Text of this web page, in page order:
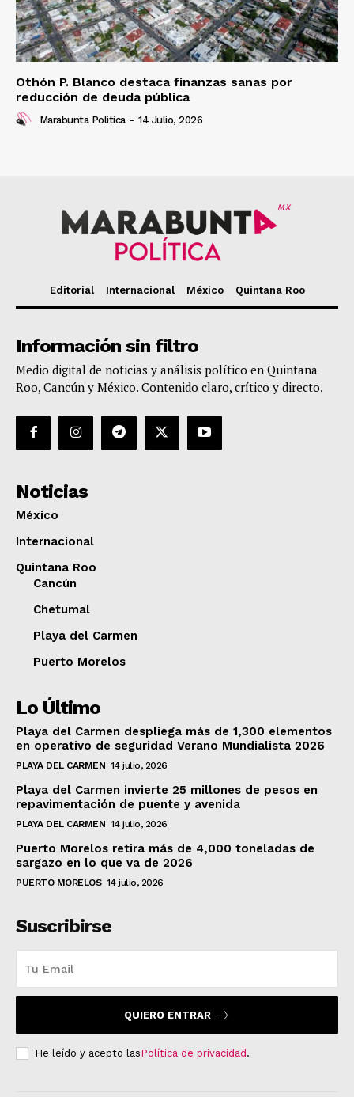
Othón P. Blanco destaca finanzas sanas por
reducción de deuda pública
Marabunta Politica - 14 Julio, 2026
MX
Editorial Internacional México Quintana Roo
Información sin filtro
Medio digital de noticias y análisis político en Quintana
Roo, Cancún y México. Contenido claro, crítico y directo.
Noticias
México
Internacional
Quintana Roo
Cancún
Chetumal
Playa del Carmen
Puerto Morelos
Lo Último
Playa del Carmen despliega más de 1,300 elementos
en operativo de seguridad Verano Mundialista 2026
PLAYA DEL CARMEN 14 julio, 2026
Playa del Carmen invierte 25 millones de pesos en
repavimentación de puente y avenida
PLAYA DEL CARMEN 14 julio, 2026
Puerto Morelos retira más de 4,000 toneladas de
sargazo en lo que va de 2026
PUERTO MORELOS 14 julio, 2026
Suscribirse
QUIERO ENTRAR
He leído y acepto lasPolítica de privacidad .